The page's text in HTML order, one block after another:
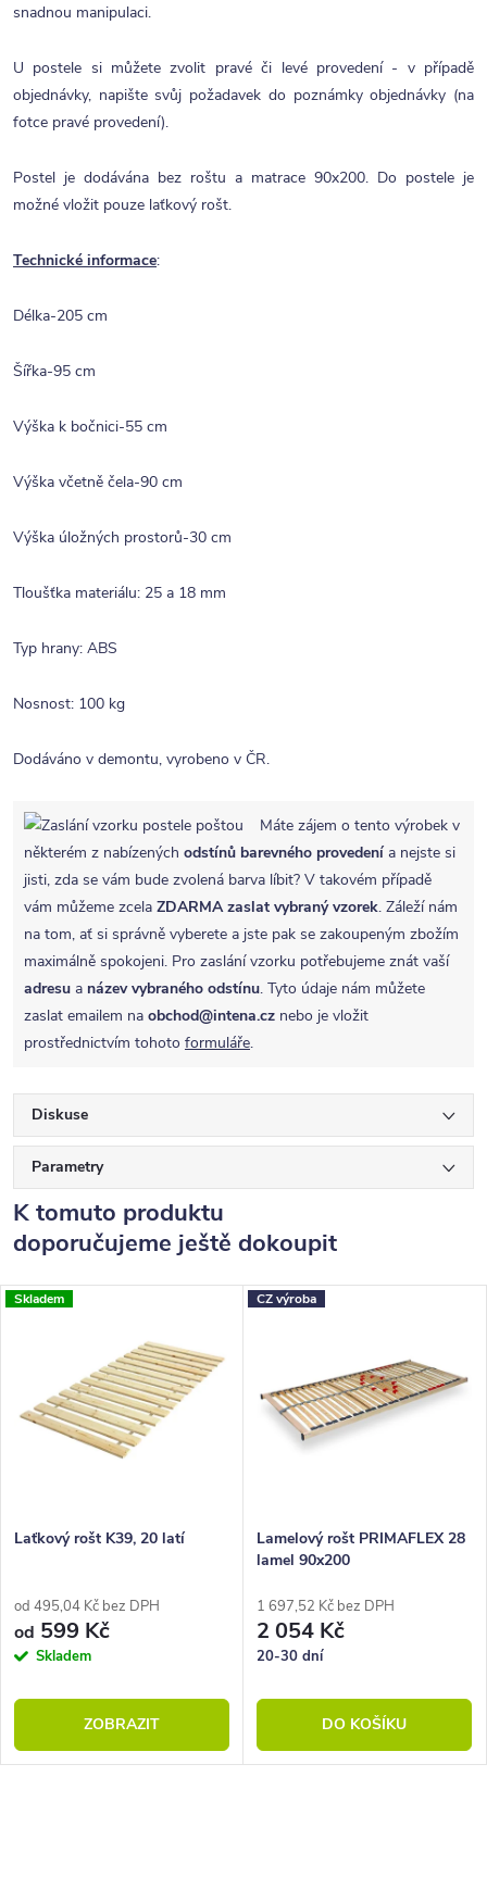
snadnou manipulaci.
U postele si můžete zvolit pravé či levé provedení - v případě
objednávky, napište svůj požadavek do poznámky objednávky (na
fotce pravé provedení).
Postel je dodávána bez roštu a matrace 90x200. Do postele je
možné vložit pouze laťkový rošt.
Technické informace:
Délka-205 cm
Šířka-95 cm
Výška k bočnici-55 cm
Výška včetně čela-90 cm
Výška úložných prostorů-30 cm
Tloušťka materiálu: 25 a 18 mm
Typ hrany: ABS
Nosnost: 100 kg
Dodáváno v demontu, vyrobeno v ČR.
Máte zájem o tento výrobek v
některém z nabízených odstínů barevného provedení a nejste si
jisti, zda se vám bude zvolená barva líbit? V takovém případě
vám můžeme zcela ZDARMA zaslat vybraný vzorek. Záleží nám
na tom, ať si správně vyberete a jste pak se zakoupeným zbožím
maximálně spokojeni. Pro zaslání vzorku potřebujeme znát vaší
adresu a název vybraného odstínu. Tyto údaje nám můžete
zaslat emailem na obchod@intena.cz nebo je vložit
prostřednictvím tohoto formuláře.
Diskuse
Parametry
K tomuto produktu
doporučujeme ještě dokoupit
Skladem
Laťkový rošt K39, 20 latí
od 495,04 Kč bez DPH
od 599 Kč
Skladem
ZOBRAZIT
CZ výroba
Lamelový rošt PRIMAFLEX 28
lamel 90x200
1 697,52 Kč bez DPH
2 054 Kč
20-30 dní
DO KOŠÍKU